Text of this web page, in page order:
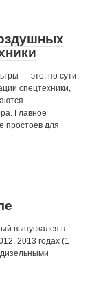
— это, по сути,
спецтехники,
Главное
простоев для
выпускался в
2013 годах (1